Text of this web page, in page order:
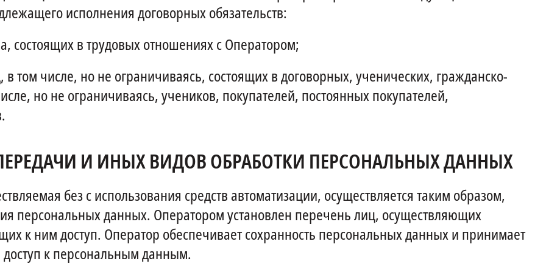
исполнения договорных обязательств:
состоящих в трудовых отношениях с Оператором;
числе, но не ограничиваясь, состоящих в договорных, ученических, гражданско-
но не ограничиваясь, учеников, покупателей, постоянных покупателей,
И ИНЫХ ВИДОВ ОБРАБОТКИ ПЕРСОНАЛЬНЫХ ДАННЫХ
без с использования средств автоматизации, осуществляется таким образом,
персональных данных. Оператором установлен перечень лиц, осуществляющих
к ним доступ. Оператор обеспечивает сохранность персональных данных и принимает
к персональным данным.